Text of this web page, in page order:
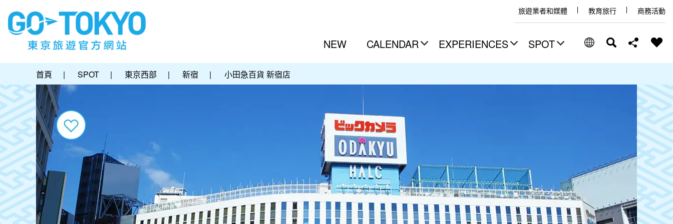
旅遊業者和媒體 教育旅行 商務活動
NEW CALENDAR EXPERIENCES SPOT
首頁 | SPOT | 東京西部 | 新宿 | 小田急百貨 新宿店